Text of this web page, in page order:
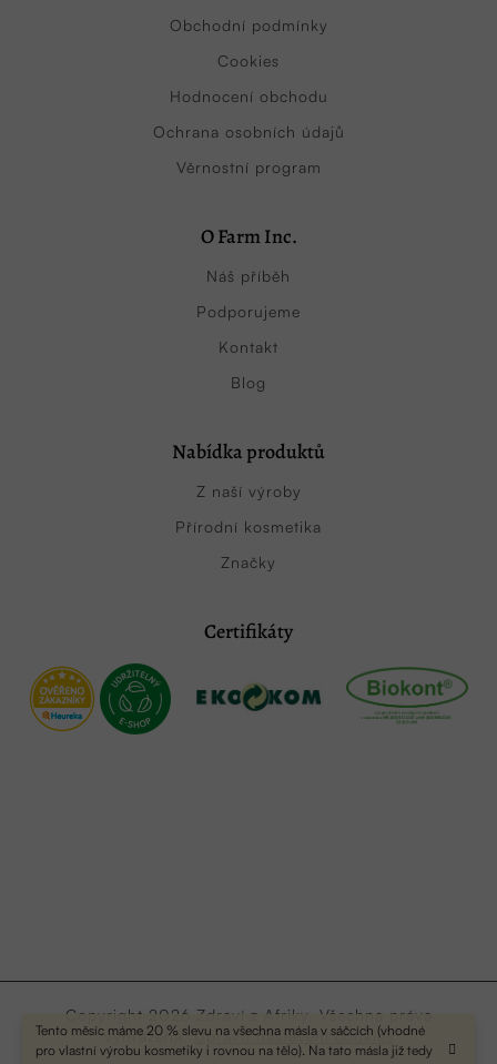
Tento měsíc máme 20 % slevu na všechna másla v sáčcích (vhodné
pro vlastní výrobu kosmetiky i rovnou na tělo). Na tato másla již tedy
Obchodní podmínky
Cookies
Hodnocení obchodu
Ochrana osobních údajů
Věrnostní program
O Farm Inc.
Náš příběh
Podporujeme
Kontakt
Blog
Nabídka produktů
Z naší výroby
Přírodní kosmetika
Značky
Certifikáty
Copyright 2026 Zdraví z Afriky . Všechna práva
vyhrazena.Upravit nastavení cookies